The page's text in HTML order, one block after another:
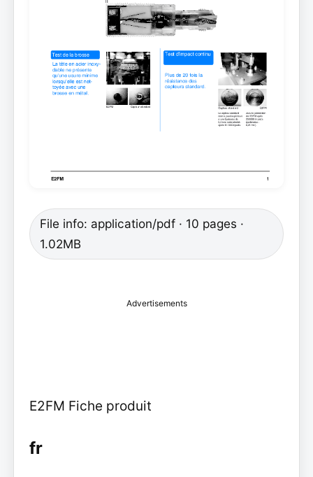
File info: application/pdf · 10 pages ·
1.02MB
Advertisements
E2FM Fiche produit
fr